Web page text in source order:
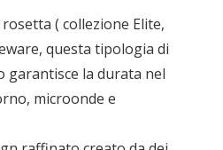
( collezione Elite,
questa tipologia di
garantisce la durata nel
microonde e